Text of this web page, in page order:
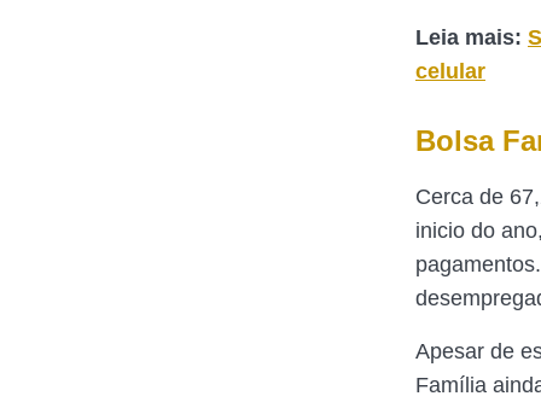
Leia mais:
celular
Bolsa
Cerca de
inicio do
Apesar de
Família